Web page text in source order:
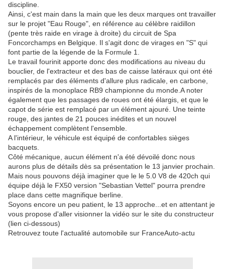
discipline.
Ainsi, c'est main dans la main que les deux marques ont travailler
sur le projet "Eau Rouge", en référence au célèbre raidillon
(pente très raide en virage à droite) du circuit de Spa
Foncorchamps en Belgique. Il s'agit donc de virages en "S" qui
font partie de la légende de la Formule 1.
Le travail fourinit apporte donc des modifications au niveau du
bouclier, de l'extracteur et des bas de caisse latéraux qui ont été
remplacés par des éléments d'allure plus radicale, en carbone,
inspirés de la monoplace RB9 championne du monde.A noter
également que les passages de roues ont été élargis, et que le
capot de série est remplacé par un élément ajouré. Une teinte
rouge, des jantes de 21 pouces inédites et un nouvel
échappement complètent l'ensemble.
A l'intérieur, le véhicule est équipé de confortables sièges
bacquets.
Côté mécanique, aucun élément n'a été dévoilé donc nous
aurons plus de détails dès sa présentation le 13 janvier prochain.
Mais nous pouvons déjà imaginer que le le 5.0 V8 de 420ch qui
équipe déjà le FX50 version "Sebastian Vettel" pourra prendre
place dans cette magnifique berline.
Soyons encore un peu patient, le 13 approche...et en attentant je
vous propose d'aller visionner la vidéo sur le site du constructeur
(lien ci-dessous)
Retrouvez toute l'actualité automobile sur FranceAuto-actu